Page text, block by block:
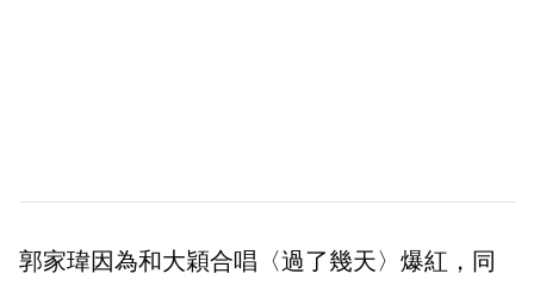
郭家瑋因為和大穎合唱〈過了幾天〉爆紅，同